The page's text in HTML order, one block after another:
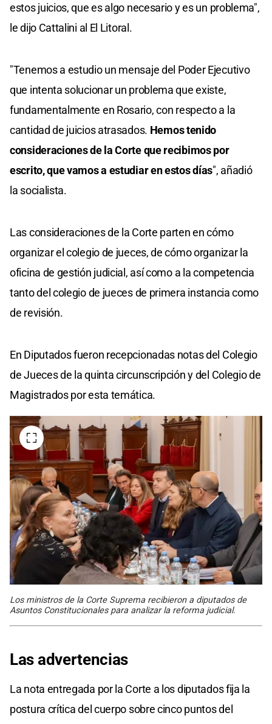
estos juicios, que es algo necesario y es un problema",
le dijo Cattalini al El Litoral.
"Tenemos a estudio un mensaje del Poder Ejecutivo
que intenta solucionar un problema que existe,
fundamentalmente en Rosario, con respecto a la
cantidad de juicios atrasados. Hemos tenido
consideraciones de la Corte que recibimos por
escrito, que vamos a estudiar en estos días", añadió
la socialista.
Las consideraciones de la Corte parten en cómo
organizar el colegio de jueces, de cómo organizar la
oficina de gestión judicial, así como a la competencia
tanto del colegio de jueces de primera instancia como
de revisión.
En Diputados fueron recepcionadas notas del Colegio
de Jueces de la quinta circunscripción y del Colegio de
Magistrados por esta temática.
Los ministros de la Corte Suprema recibieron a diputados de
Asuntos Constitucionales para analizar la reforma judicial.
Las advertencias
La nota entregada por la Corte a los diputados fija la
postura crítica del cuerpo sobre cinco puntos del